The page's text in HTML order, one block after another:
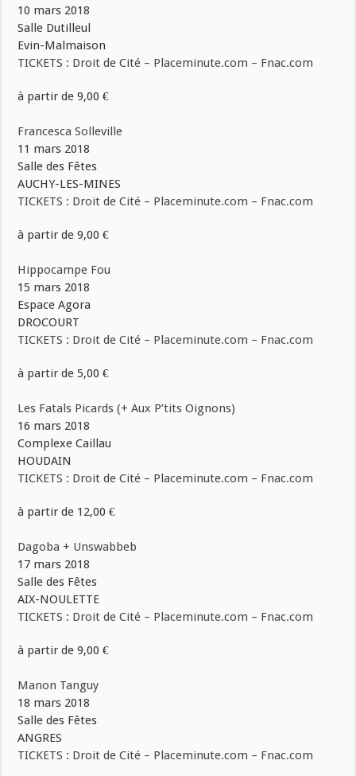
10 mars 2018
Salle Dutilleul
Evin-Malmaison
TICKETS : Droit de Cité – Placeminute.com – Fnac.com
à partir de 9,00 €
Francesca Solleville
11 mars 2018
Salle des Fêtes
AUCHY-LES-MINES
TICKETS : Droit de Cité – Placeminute.com – Fnac.com
à partir de 9,00 €
Hippocampe Fou
15 mars 2018
Espace Agora
DROCOURT
TICKETS : Droit de Cité – Placeminute.com – Fnac.com
à partir de 5,00 €
Les Fatals Picards (+ Aux P’tits Oignons)
16 mars 2018
Complexe Caillau
HOUDAIN
TICKETS : Droit de Cité – Placeminute.com – Fnac.com
à partir de 12,00 €
Dagoba + Unswabbeb
17 mars 2018
Salle des Fêtes
AIX-NOULETTE
TICKETS : Droit de Cité – Placeminute.com – Fnac.com
à partir de 9,00 €
Manon Tanguy
18 mars 2018
Salle des Fêtes
ANGRES
TICKETS : Droit de Cité – Placeminute.com – Fnac.com